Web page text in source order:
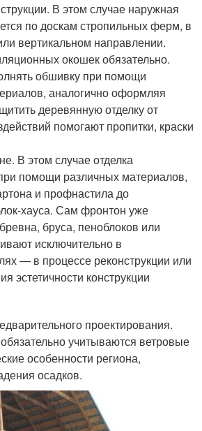
В этом случае наружная
по доскам стропильных ферм, в
вертикальном направлении.
окошек обязательно.
обшивку при помощи
аналогично оформляя
деревянную отделку от
помогают пропитки, краски
В этом случае отделка
помощи различных материалов,
и профнастила до
хауса. Сам фронтон уже
бруса, пеноблоков или
исключительно в
— в процессе реконструкции или
эстетичности конструкции
проектирования.
учитываются ветровые
особенности региона,
осадков.